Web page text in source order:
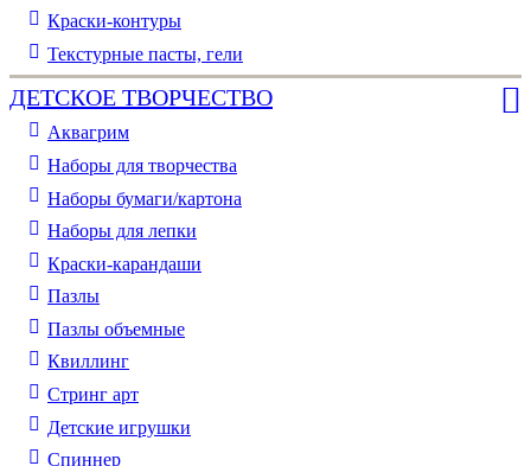
Краски-контуры
Текстурные пасты, гели
ДЕТСКОЕ ТВОРЧЕСТВО
Аквагрим
Наборы для творчества
Наборы бумаги/картона
Наборы для лепки
Краски-карандаши
Пазлы
Пазлы объемные
Квиллинг
Стринг арт
Детские игрушки
Спиннер